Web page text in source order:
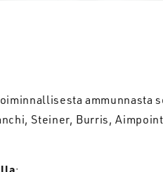
ammunnasta
Steiner, Burris,